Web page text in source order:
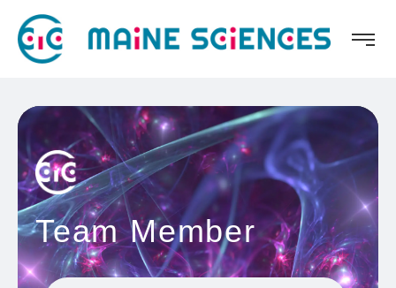
Team Member